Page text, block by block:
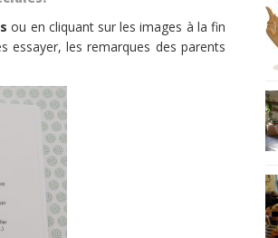
ou en cliquant sur les images à la fin
essayer, les remarques des parents